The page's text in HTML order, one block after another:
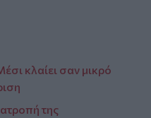
κλαίει σαν μικρό
της